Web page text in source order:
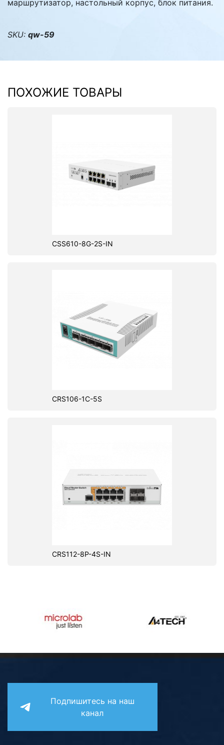
маршрутизатор, настольный корпус, блок питания.
SKU: qw-59
ПОХОЖИЕ ТОВАРЫ
CSS610-8G-2S-IN
CRS106-1C-5S
CRS112-8P-4S-IN
Подпишитесь на наш
канал